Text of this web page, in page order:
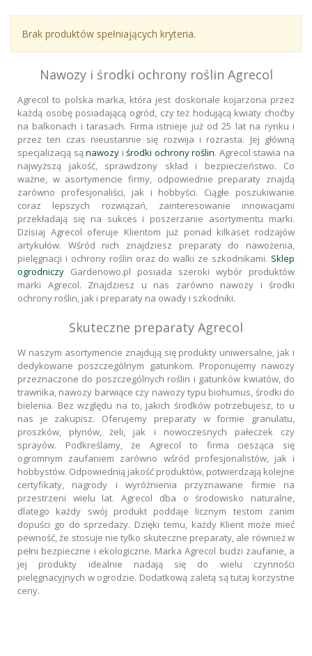
Brak produktów spełniających kryteria.
Nawozy i środki ochrony roślin Agrecol
Agrecol to polska marka, która jest doskonale kojarzona przez
każdą osobę posiadającą ogród, czy też hodującą kwiaty choćby
na balkonach i tarasach. Firma istnieje już od 25 lat na rynku i
przez ten czas nieustannie się rozwija i rozrasta. Jej główną
specjalizacją sąnawozy iśrodki ochrony roślin. Agrecol stawia na
najwyższą jakość, sprawdzony skład i bezpieczeństwo. Co
ważne, w asortymencie firmy, odpowiednie preparaty znajdą
zarówno profesjonaliści, jak i hobbyści. Ciągłe poszukiwanie
coraz lepszych rozwiązań, zainteresowanie innowacjami
przekładają się na sukces i poszerzanie asortymentu marki.
Dzisiaj Agrecol oferuje Klientom już ponad kilkaset rodzajów
artykułów. Wśród nich znajdziesz preparaty do nawożenia,
pielęgnacji i ochrony roślin oraz do walki ze szkodnikami. Sklep
ogrodniczy Gardenowo.pl posiada szeroki wybór produktów
marki Agrecol. Znajdziesz u nas zarówno nawozy i środki
ochrony roślin, jak i preparaty na owady i szkodniki.
Skuteczne preparaty Agrecol
W naszym asortymencie znajdują się produkty uniwersalne, jak i
dedykowane poszczególnym gatunkom. Proponujemy nawozy
przeznaczone do poszczególnych roślin i gatunków kwiatów, do
trawnika, nawozy barwiące czy nawozy typu biohumus, środki do
bielenia. Bez względu na to, jakich środków potrzebujesz, to u
nas je zakupisz. Oferujemy preparaty w formie granulatu,
proszków, płynów, żeli, jak i nowoczesnych pałeczek czy
sprayów. Podkreślamy, że Agrecol to firma ciesząca się
ogromnym zaufaniem zarówno wśród profesjonalistów, jak i
hobbystów. Odpowiednią jakość produktów, potwierdzają kolejne
certyfikaty, nagrody i wyróżnienia przyznawane firmie na
przestrzeni wielu lat. Agrecol dba o środowisko naturalne,
dlatego każdy swój produkt poddaje licznym testom zanim
dopuści go do sprzedaży. Dzięki temu, każdy Klient może mieć
pewność, że stosuje nie tylko skuteczne preparaty, ale również w
pełni bezpieczne i ekologiczne. Marka Agrecol budzi zaufanie, a
jej produkty idealnie nadają się do wielu czynności
pielęgnacyjnych w ogrodzie. Dodatkową zaletą są tutaj korzystne
ceny.